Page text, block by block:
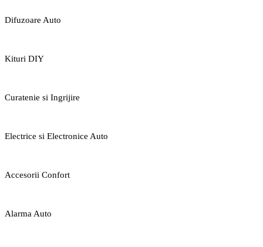
Difuzoare Auto
Kituri DIY
Curatenie si Ingrijire
Electrice si Electronice Auto
Accesorii Confort
Alarma Auto